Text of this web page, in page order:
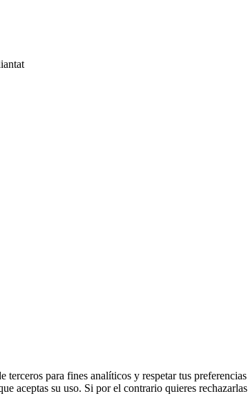
para fines analíticos y respetar tus
aceptas su uso. Si por el contrario quieres